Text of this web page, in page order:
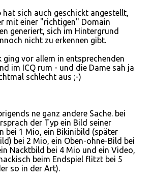
hat sich auch geschickt angestellt,
mit einer "richtigen" Domain
generiert, sich im Hintergrund
nicht zu erkennen gibt.
ging vor allem in entsprechenden
im ICQ rum - und die Dame sah ja
schlecht aus ;-)
ne ganz andere Sache. bei
der Typ ein Bild seiner
bei 1 Mio, ein Bikinibild (später
bei 2 Mio, ein Oben-ohne-Bild bei
Nacktbild bei 4 Mio und ein Video,
beim Endspiel flitzt bei 5
so in der Art).